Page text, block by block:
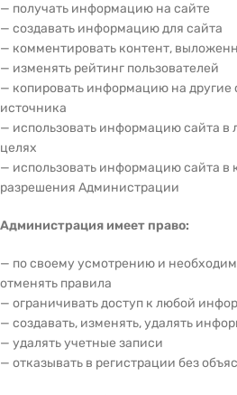
— получать информацию на сайте
— создавать информацию для сайта
— комментировать контент,
— изменять рейтинг пользователей
— копировать информацию на другие
источника
— использовать информацию сайта
целях
— использовать информацию сайта в
разрешения Администрации
Администрация имеет право:
— по своему усмотрению и
отменять правила
— ограничивать доступ к любой
— создавать, изменять, удалять
— удалять учетные записи
— отказывать в регистрации без